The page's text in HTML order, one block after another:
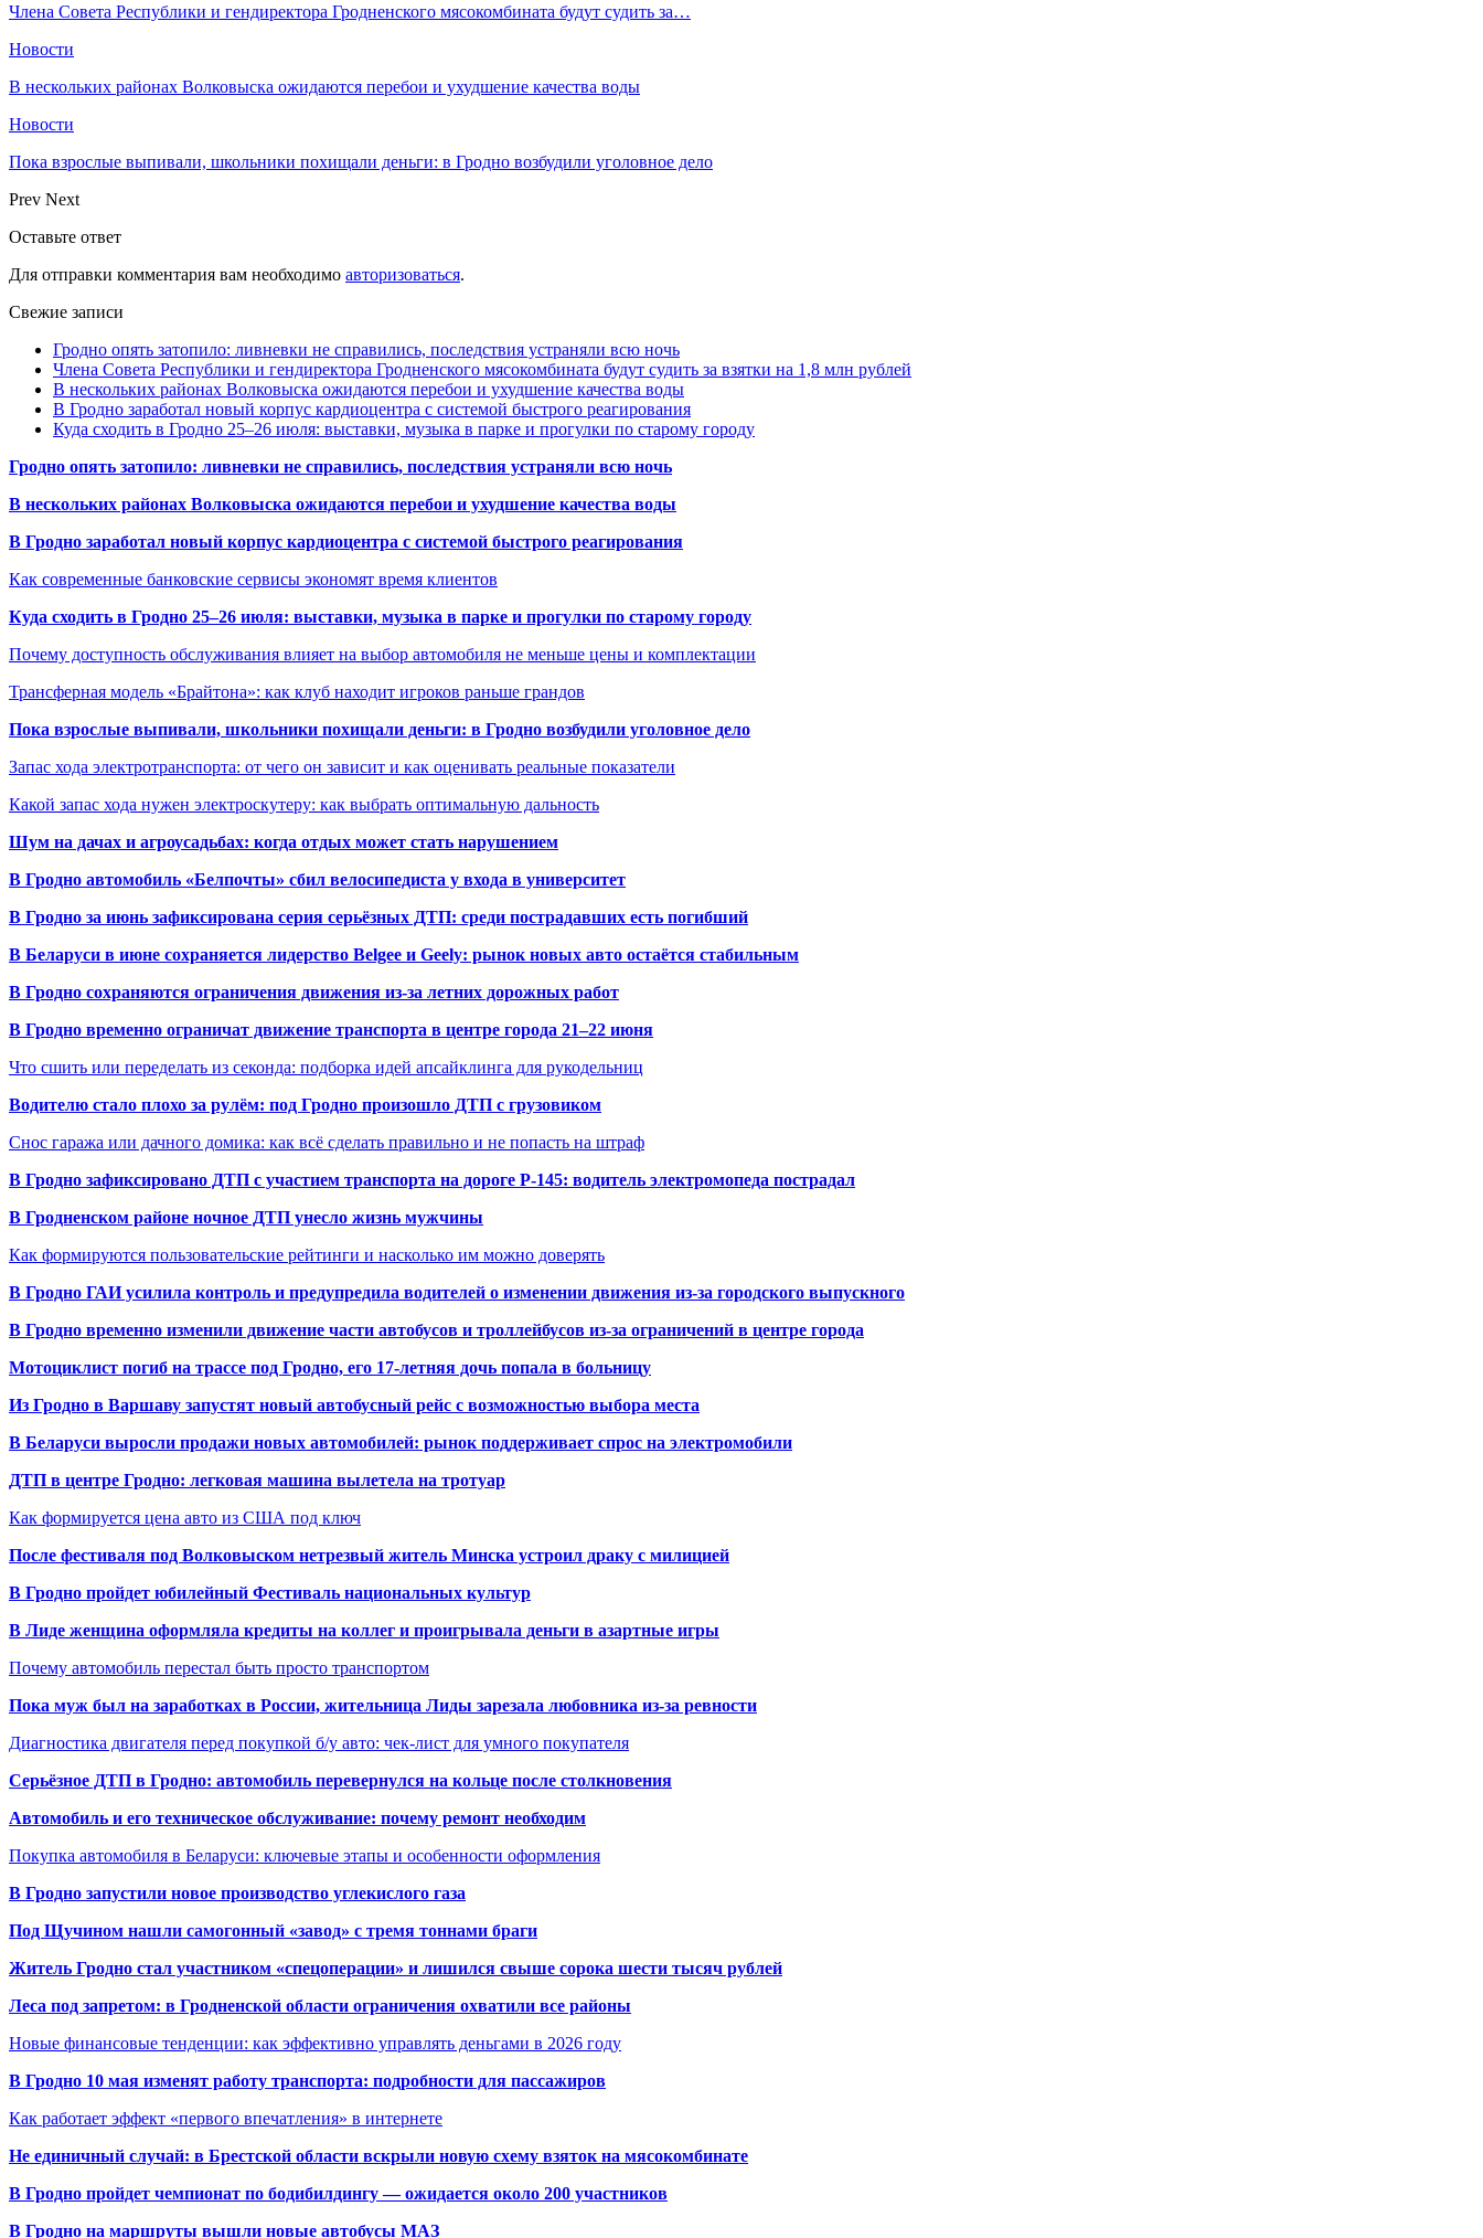
Члена Совета Республики и гендиректора Гродненского мясокомбината будут судить за…
Новости
В нескольких районах Волковыска ожидаются перебои и ухудшение качества воды
Новости
Пока взрослые выпивали, школьники похищали деньги: в Гродно возбудили уголовное дело
Prev Next
Оставьте ответ
Для отправки комментария вам необходимо авторизоваться.
Свежие записи
Гродно опять затопило: ливневки не справились, последствия устраняли всю ночь
Члена Совета Республики и гендиректора Гродненского мясокомбината будут судить за взятки на 1,8 млн рублей
В нескольких районах Волковыска ожидаются перебои и ухудшение качества воды
В Гродно заработал новый корпус кардиоцентра с системой быстрого реагирования
Куда сходить в Гродно 25–26 июля: выставки, музыка в парке и прогулки по старому городу
Гродно опять затопило: ливневки не справились, последствия устраняли всю ночь
В нескольких районах Волковыска ожидаются перебои и ухудшение качества воды
В Гродно заработал новый корпус кардиоцентра с системой быстрого реагирования
Как современные банковские сервисы экономят время клиентов
Куда сходить в Гродно 25–26 июля: выставки, музыка в парке и прогулки по старому городу
Почему доступность обслуживания влияет на выбор автомобиля не меньше цены и комплектации
Трансферная модель «Брайтона»: как клуб находит игроков раньше грандов
Пока взрослые выпивали, школьники похищали деньги: в Гродно возбудили уголовное дело
Запас хода электротранспорта: от чего он зависит и как оценивать реальные показатели
Какой запас хода нужен электроскутеру: как выбрать оптимальную дальность
Шум на дачах и агроусадьбах: когда отдых может стать нарушением
В Гродно автомобиль «Белпочты» сбил велосипедиста у входа в университет
В Гродно за июнь зафиксирована серия серьёзных ДТП: среди пострадавших есть погибший
В Беларуси в июне сохраняется лидерство Belgee и Geely: рынок новых авто остаётся стабильным
В Гродно сохраняются ограничения движения из-за летних дорожных работ
В Гродно временно ограничат движение транспорта в центре города 21–22 июня
Что сшить или переделать из секонда: подборка идей апсайклинга для рукодельниц
Водителю стало плохо за рулём: под Гродно произошло ДТП с грузовиком
Снос гаража или дачного домика: как всё сделать правильно и не попасть на штраф
В Гродно зафиксировано ДТП с участием транспорта на дороге Р-145: водитель электромопеда пострадал
В Гродненском районе ночное ДТП унесло жизнь мужчины
Как формируются пользовательские рейтинги и насколько им можно доверять
В Гродно ГАИ усилила контроль и предупредила водителей о изменении движения из-за городского выпускного
В Гродно временно изменили движение части автобусов и троллейбусов из-за ограничений в центре города
Мотоциклист погиб на трассе под Гродно, его 17-летняя дочь попала в больницу
Из Гродно в Варшаву запустят новый автобусный рейс с возможностью выбора места
В Беларуси выросли продажи новых автомобилей: рынок поддерживает спрос на электромобили
ДТП в центре Гродно: легковая машина вылетела на тротуар
Как формируется цена авто из США под ключ
После фестиваля под Волковыском нетрезвый житель Минска устроил драку с милицией
В Гродно пройдет юбилейный Фестиваль национальных культур
В Лиде женщина оформляла кредиты на коллег и проигрывала деньги в азартные игры
Почему автомобиль перестал быть просто транспортом
Пока муж был на заработках в России, жительница Лиды зарезала любовника из-за ревности
Диагностика двигателя перед покупкой б/у авто: чек-лист для умного покупателя
Серьёзное ДТП в Гродно: автомобиль перевернулся на кольце после столкновения
Автомобиль и его техническое обслуживание: почему ремонт необходим
Покупка автомобиля в Беларуси: ключевые этапы и особенности оформления
В Гродно запустили новое производство углекислого газа
Под Щучином нашли самогонный «завод» с тремя тоннами браги
Житель Гродно стал участником «спецоперации» и лишился свыше сорока шести тысяч рублей
Леса под запретом: в Гродненской области ограничения охватили все районы
Новые финансовые тенденции: как эффективно управлять деньгами в 2026 году
В Гродно 10 мая изменят работу транспорта: подробности для пассажиров
Как работает эффект «первого впечатления» в интернете
Не единичный случай: в Брестской области вскрыли новую схему взяток на мясокомбинате
В Гродно пройдет чемпионат по бодибилдингу — ожидается около 200 участников
В Гродно на маршруты вышли новые автобусы МАЗ